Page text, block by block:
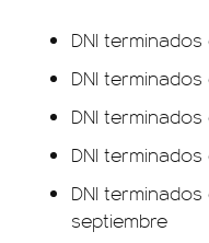
DNI
DNI
DNI
DNI
DNI
septiembre